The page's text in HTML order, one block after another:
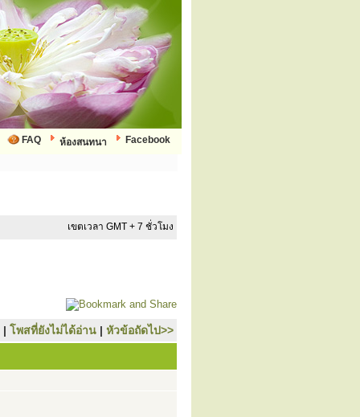
Facebook
ห้องสนทนา
FAQ
เขตเวลา GMT + 7 ชั่วโมง
| โพสที่ยังไม่ได้อ่าน | หัวข้อถัดไป>>